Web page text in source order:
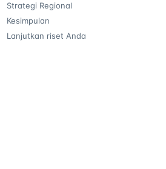
Strategi Regional
Kesimpulan
Lanjutkan riset Anda